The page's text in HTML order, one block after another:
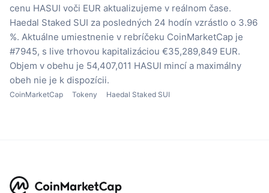
cenu HASUI voči EUR aktualizujeme v reálnom čase.
Haedal Staked SUI za posledných 24 hodín vzrástlo o 3.96
%. Aktuálne umiestnenie v rebríčeku CoinMarketCap je
#7945, s live trhovou kapitalizáciou €35,289,849 EUR.
Objem v obehu je 54,407,011 HASUI mincí a maximálny
obeh nie je k dispozícii.
CoinMarketCap Tokeny Haedal Staked SUI